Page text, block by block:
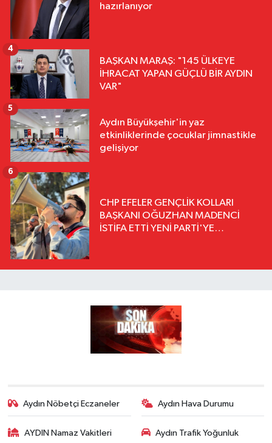
hazırlanıyor
BAŞKAN MARAŞ: "145 ÜLKEYE
İHRACAT YAPAN GÜÇLÜ BİR AYDIN
VAR"
4
Aydın Büyükşehir'in yaz
etkinliklerinde çocuklar jimnastikle
gelişiyor
5
CHP EFELER GENÇLİK KOLLARI
BAŞKANI OĞUZHAN MADENCİ
İSTİFA ETTİ YENİ PARTİ'YE
6
Aydın Nöbetçi Eczaneler Aydın Hava Durumu
AYDIN Namaz Vakitleri
Aydın Trafik Yoğunluk